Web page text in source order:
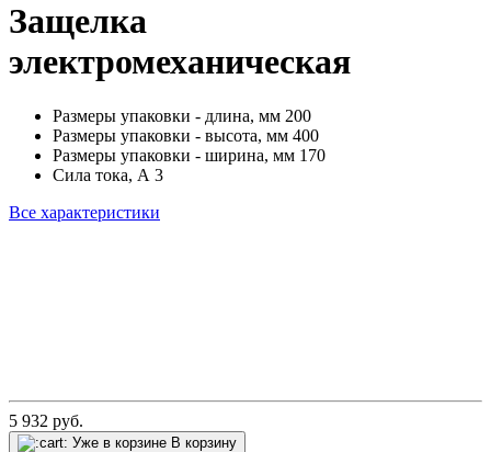
Защелка
электромеханическая
Размеры упаковки - длина, мм 200
Размеры упаковки - высота, мм 400
Размеры упаковки - ширина, мм 170
Сила тока, А 3
Все характеристики
5 932 руб.
Уже в корзине В корзину